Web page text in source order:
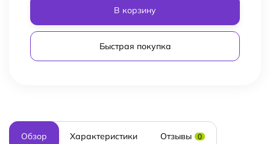
В корзину
Быстрая покупка
Обзор Характеристики Отзывы 0